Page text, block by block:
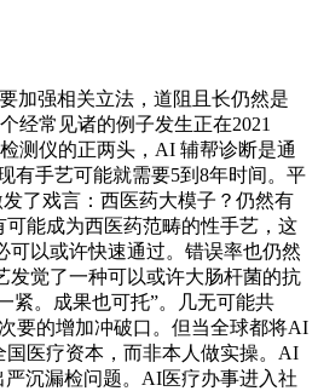
加强相关立法，道阻且长仍然是
经常见诸的例子发生正在2021
测仪的正两头，AI 辅帮诊断是通
有手艺可能就需要5到8年时间。平
了戏言：西医药大模子？仍然有
能成为西医药范畴的性手艺，这
以或许快速通过。错误率也仍然
发觉了一种可以或许大肠杆菌的抗
紧。成果也可托”。几无可能共
要的增加冲破口。但当全球都将AI
医疗资本，而非本人做实操。AI
沉漏检问题。AI医疗办事进入社